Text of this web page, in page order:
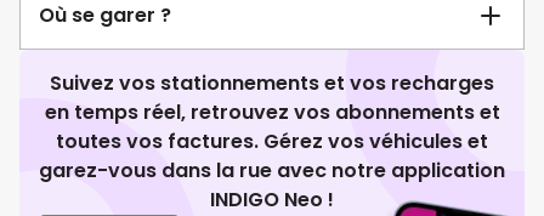
Où se garer ?
Suivez vos stationnements et vos recharges
en temps réel, retrouvez vos abonnements et
toutes vos factures. Gérez vos véhicules et
garez-vous dans la rue avec notre application
INDIGO Neo !